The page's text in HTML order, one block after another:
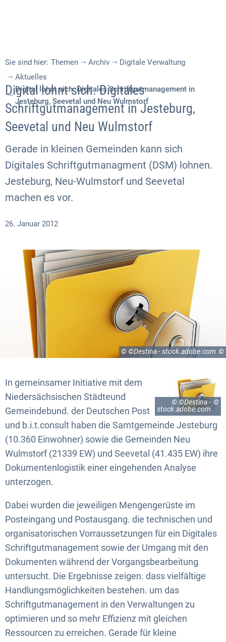
Sie sind hier: Themen Archiv
Digitale Verwaltung
Aktuelles
Digital lohnt sich. Digitales Schriftgutmanagement in
Jesteburg, Seevetal und Neu Wulmstorf
Digital lohnt sich. Digitales
Schriftgutmanagement in Jesteburg,
Seevetal und Neu Wulmstorf
Gerade in kleinen Gemeinden kann sich
Digitales Schriftgutmanagment (DSM) lohnen.
Jesteburg, Neu-Wulmstorf und Seevetal
machen es vor.
26. Januar 2012
© ©Destina - stock.adobe.com
© ©Destina -
stock.adobe.com
In gemeinsamer Initiative mit dem
Niedersächsischen Städteund
Gemeindebund. der Deutschen Post
und b.i.t.consult haben die Samtgemeinde Jesteburg
(10.360 Einwohner) sowie die Gemeinden Neu
Wulmstorf (21339 EW) und Seevetal (41.435 EW) ihre
Dokumentenlogistik einer eingehenden Analyse
unterzogen.
Dabei wurden die jeweiligen Mengengerüste im
Posteingang und Postausgang. die technischen und
organisatorischen Vorraussetzungen für ein Digitales
Schriftgutmanagement sowie der Umgang mit den
Dokumenten während der Vorgangsbearbeitung
untersucht. Die Ergebnisse zeigen. dass vielfältige
Handlungsmöglichkeiten bestehen. um das
Schriftgutmanagement in den Verwaltungen zu
optimieren und so mehr Effizienz mit gleichen
Ressourcen zu erreichen. Gerade für kleine